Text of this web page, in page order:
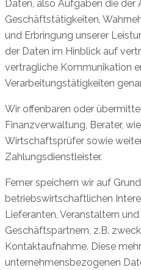
Daten, also Aufgaben die der
Geschäftstätigkeiten,
und Erbringung unserer
der Daten im Hinblick auf
vertragliche Kommunikation
Verarbeitungstätigkeiten
Wir offenbaren oder
Finanzverwaltung, Berater,
Wirtschaftsprüfer sowie
Zahlungsdienstleister.
Ferner speichern wir auf
betriebswirtschaftlichen
Lieferanten, Veranstaltern
Geschäftspartnern, z.B.
Kontaktaufnahme. Diese
unternehmensbezogenen